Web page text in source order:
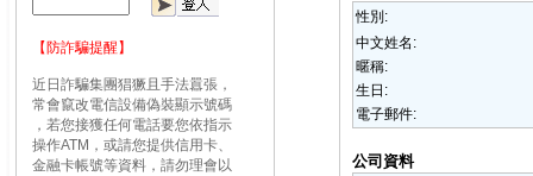
【防詐騙提醒】
近日詐騙集團猖獗且手法囂張，
常會竄改電信設備偽裝顯示號碼
，若您接獲任何電話要您依指示
操作ATM，或請您提供信用卡、
金融卡帳號等資料，請勿理會以
性別:
中文姓名:
暱稱:
生日:
電子郵件:
公司資料